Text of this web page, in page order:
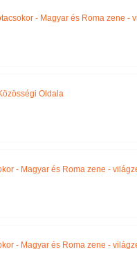
- Magyar és Roma zene -
Oldala
- Magyar és Roma zene -
- Magyar és Roma zene -